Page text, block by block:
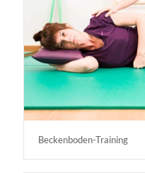
Beckenboden-Training